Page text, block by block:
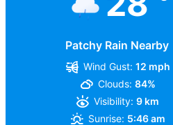
Patchy Rain Nearby
Wind Gust: 12 mph
Clouds: 84%
Visibility: 9 km
Sunrise: 5:46 am